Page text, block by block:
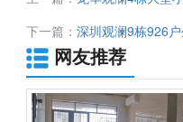
落户 带学位 带天燃气 均价
下一篇：深圳观澜9栋926
区 首付60万买精装复式三房
网友推荐